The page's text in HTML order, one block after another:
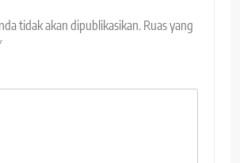
tidak akan dipublikasikan. Ruas yang